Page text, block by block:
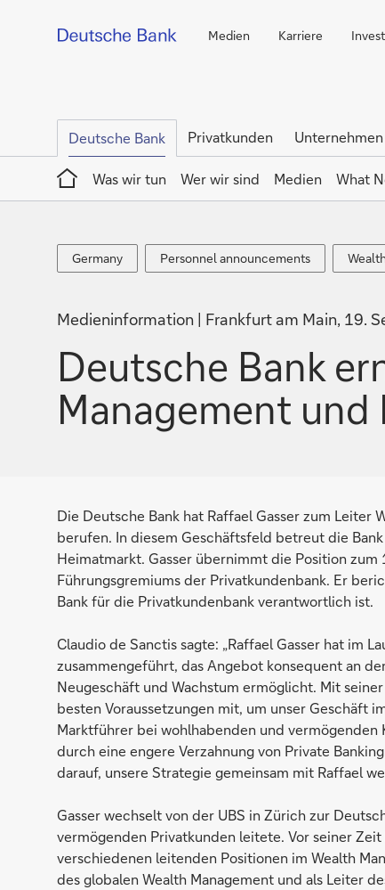
Medien Karriere
Deutsche Bank Privatkunden Unternehmen
Home
Was wir tun
Wer wir sind Medien What
Germany
Germany
Personnel
announcements
Personnel announcements
Medieninformation Frankfurt am Main, 19.
Deutsche Bank
Management
Die Deutsche Bank hat Raffael Gasser zum Leiter
berufen. In diesem Geschäftsfeld betreut die
Heimatmarkt. Gasser übernimmt die Position
Führungsgremiums der Privatkundenbank. Er
Bank für die Privatkundenbank verantwortlich ist.
Claudio de Sanctis sagte: „Raffael Gasser hat im
zusammengeführt, das Angebot konsequent an
Neugeschäft und Wachstum ermöglicht. Mit
besten Voraussetzungen mit, um unser Geschäft
Marktführer bei wohlhabenden und
durch eine engere Verzahnung von Private
darauf, unsere Strategie gemeinsam mit Raffael
Gasser wechselt von der UBS in Zürich zur
vermögenden Privatkunden leitete. Vor seiner
verschiedenen leitenden Positionen im Wealth
des globalen Wealth Management und als Leiter